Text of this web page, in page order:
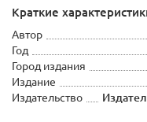
Краткие
Автор
Год
Город издания
Издание
Издательство